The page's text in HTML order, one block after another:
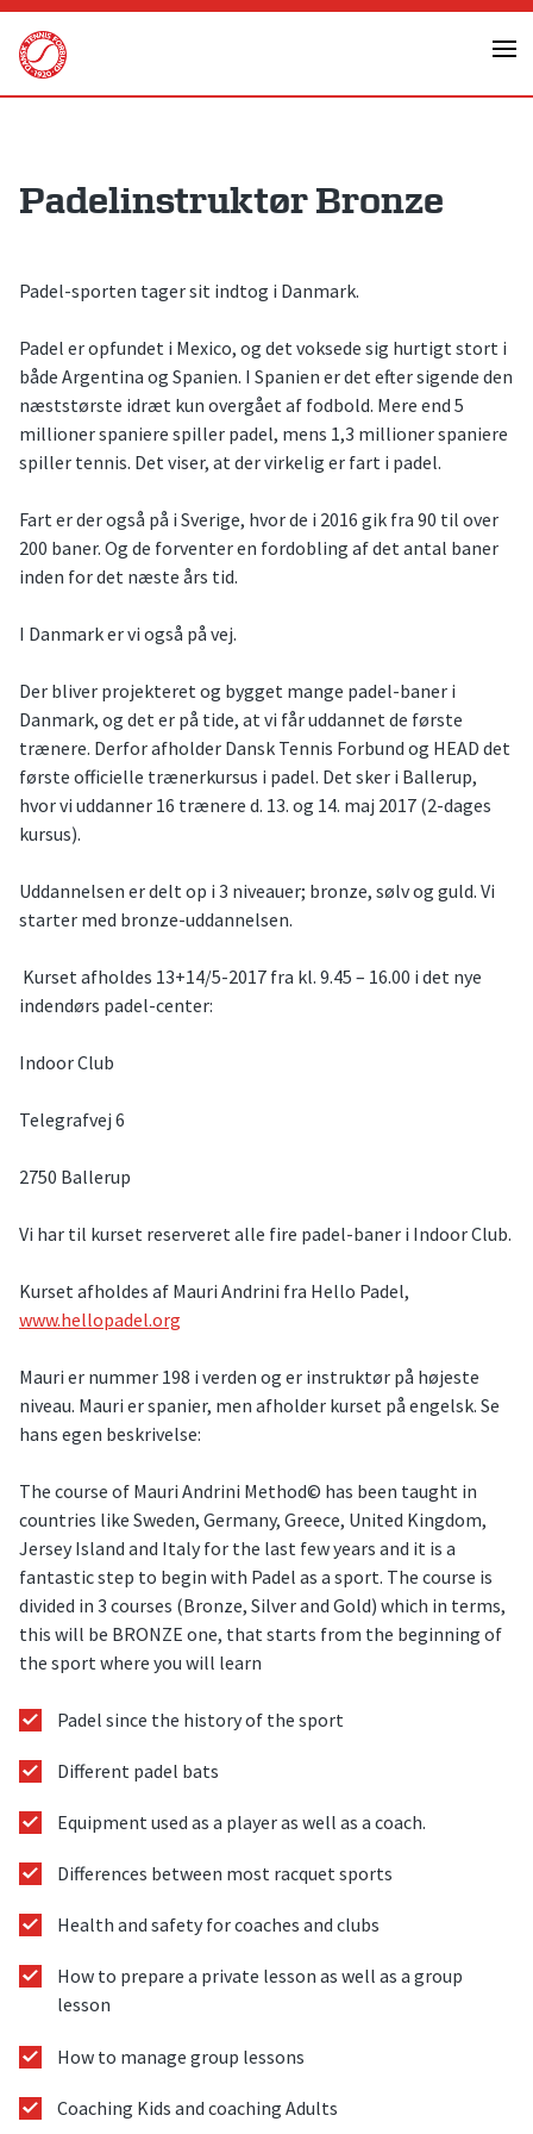
Skip
content
Padelinstruktør Bronze
Padel-sporten tager sit indtog i Danmark.
Padel er opfundet i Mexico, og det voksede sig hurtigt stort i
både Argentina og Spanien. I Spanien er det efter sigende den
næststørste idræt kun overgået af fodbold. Mere end 5
millioner spaniere spiller padel, mens 1,3 millioner spaniere
spiller tennis. Det viser, at der virkelig er fart i padel.
Fart er der også på i Sverige, hvor de i 2016 gik fra 90 til over
200 baner. Og de forventer en fordobling af det antal baner
inden for det næste års tid.
I Danmark er vi også på vej.
Der bliver projekteret og bygget mange padel-baner i
Danmark, og det er på tide, at vi får uddannet de første
trænere. Derfor afholder Dansk Tennis Forbund og HEAD det
første officielle trænerkursus i padel. Det sker i Ballerup,
hvor vi uddanner 16 trænere d. 13. og 14. maj 2017 (2-dages
kursus).
Uddannelsen er delt op i 3 niveauer; bronze, sølv og guld. Vi
starter med bronze-uddannelsen.
Kurset afholdes 13+14/5-2017 fra kl. 9.45 – 16.00 i det nye
indendørs padel-center:
Indoor Club
Telegrafvej 6
2750 Ballerup
Vi har til kurset reserveret alle fire padel-baner i Indoor Club.
Kurset afholdes af Mauri Andrini fra Hello Padel,
www.hellopadel.org
Mauri er nummer 198 i verden og er instruktør på højeste
niveau. Mauri er spanier, men afholder kurset på engelsk. Se
hans egen beskrivelse:
The course of Mauri Andrini Method© has been taught in
countries like Sweden, Germany, Greece, United Kingdom,
Jersey Island and Italy for the last few years and it is a
fantastic step to begin with Padel as a sport. The course is
divided in 3 courses (Bronze, Silver and Gold) which in terms,
this will be BRONZE one, that starts from the beginning of
the sport where you will learn
Padel since the history of the sport
Different padel bats
Equipment used as a player as well as a coach.
Differences between most racquet sports
Health and safety for coaches and clubs
How to prepare a private lesson as well as a group
lesson
How to manage group lessons
Coaching Kids and coaching Adults